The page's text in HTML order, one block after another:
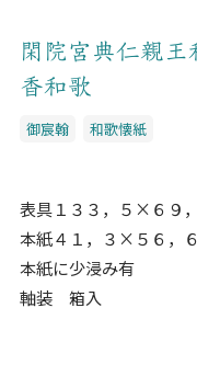
閑院宮典仁親
香和歌
御宸翰 和歌懐紙
表具１３３，５×６９
本紙４１，３×５６，
本紙に少浸み有
軸装 箱入